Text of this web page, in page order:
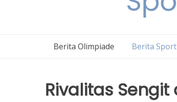
Berita Olimpiade Berita Sport
Rivalitas Sengit